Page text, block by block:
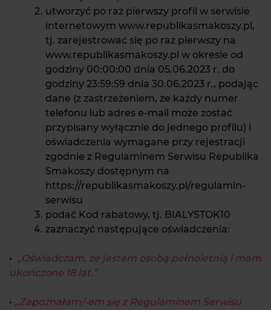
utworzyć po raz pierwszy profil w serwisie
internetowym www.republikasmakoszy.pl,
tj. zarejestrować się po raz pierwszy na
www.republikasmakoszy.pl w okresie od
godziny 00:00:00 dnia 05.06.2023 r. do
godziny 23:59:59 dnia 30.06.2023 r., podając
dane (z zastrzeżeniem, że każdy numer
telefonu lub adres e-mail może zostać
przypisany wyłącznie do jednego profilu) i
oświadczenia wymagane przy rejestracji
zgodnie z Regulaminem Serwisu Republika
Smakoszy dostępnym na
https://republikasmakoszy.pl/regulamin-
serwisu
podać Kod rabatowy, tj. BIALYSTOK10
zaznaczyć następujące oświadczenia:
• „Oświadczam, że jestem osobą pełnoletnią i mam
ukończone 18 lat.”
• „Zapoznałam/-em się z Regulaminem Serwisu